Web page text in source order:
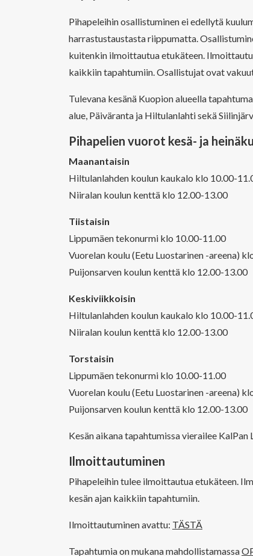
Pihapeleihin osallistuminen ei edellytä
harrastustaustasta riippumatta.
kuitenkin ilmoittautua etukäteen.
kaikkiin tapahtumiin. Osallistujat ovat
Tulevana kesänä Kuopion alueella
alue, Päiväranta ja Hiltulanlahti sekä
Pihapelien vuorot kesä- ja
Maanantaisin
Hiltulanlahden koulun kaukalo klo 10.00-
Niiralan koulun kenttä klo 12.00-13.00
Tiistaisin
Lippumäen tekonurmi klo 10.00-11.00
Vuorelan koulu (Eetu Luostarinen -areena)
Puijonsarven koulun kenttä klo 12.00-13.00
Keskiviikkoisin
Hiltulanlahden koulun kaukalo klo 10.00-
Niiralan koulun kenttä klo 12.00-13.00
Torstaisin
Lippumäen tekonurmi klo 10.00-11.00
Vuorelan koulu (Eetu Luostarinen -areena)
Puijonsarven koulun kenttä klo 12.00-13.00
Kesän aikana tapahtumissa vierailee
Ilmoittautuminen
Pihapeleihin tulee ilmoittautua etukäteen.
kesän ajan kaikkiin tapahtumiin.
Ilmoittautuminen avattu: TÄSTÄ
Tapahtumia on mukana mahdollistamassa